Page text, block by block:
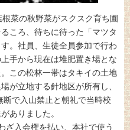
菜の秋野菜がスクスク育ち圃
ころ、待ちに待った「マツタ
。社員、生徒全員参加で行わ
手から現在は堆肥置き場とな
この松林一帯はタキイの土地
が立地する針地区が所有し、
で入山禁止と朝礼で当時校
ありました。
ざ入会権を払い、本社で使う